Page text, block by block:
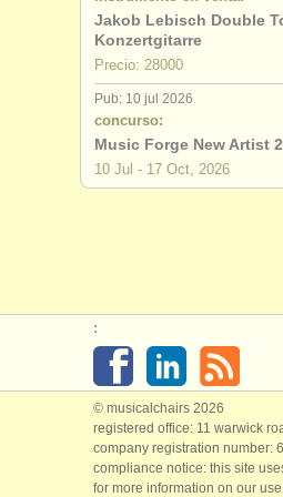
Jakob Lebisch Double
Konzertgitarre
Precio: 28000
Pub: 10 jul 2026
concurso:
Music Forge New Artist
10 Jul - 17 Oct, 2026
:
© musicalchairs 2026
registered office: 11 warwick
company registration number:
compliance notice: ​this site
for more information on our